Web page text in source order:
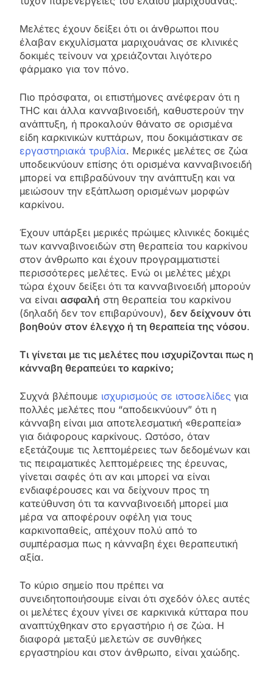
Μελέτες έχουν δείξει ότι οι άνθρωποι που
έλαβαν εκχυλίσματα μαριχουάνας σε κλινικές
δοκιμές τείνουν να χρειάζονται λιγότερο
φάρμακο για τον πόνο.
Πιο πρόσφατα, οι επιστήμονες ανέφεραν ότι η
THC και άλλα κανναβινοειδή, καθυστερούν την
ανάπτυξη, ή προκαλούν θάνατο σε ορισμένα
είδη καρκινικών κυττάρων, που δοκιμάστικαν σε
εργαστηριακά τρυβλία. Μερικές μελέτες σε ζώα
υποδεικνύουν επίσης ότι ορισμένα κανναβινοειδή
μπορεί να επιβραδύνουν την ανάπτυξη και να
μειώσουν την εξάπλωση ορισμένων μορφών
καρκίνου.
Έχουν υπάρξει μερικές πρώιμες κλινικές δοκιμές
των κανναβινοειδών στη θεραπεία του καρκίνου
στον άνθρωπο και έχουν προγραμματιστεί
περισσότερες μελέτες. Ενώ οι μελέτες μέχρι
τώρα έχουν δείξει ότι τα κανναβινοειδή μπορούν
να είναι ασφαλή στη θεραπεία του καρκίνου
(δηλαδή δεν τον επιβαρύνουν), δεν δείχνουν ότι
βοηθούν στον έλεγχο ή τη θεραπεία της νόσου.
Τι γίνεται με τις μελέτες που ισχυρίζονται πως η
κάνναβη θεραπεύει το καρκίνο;
Συχνά βλέπουμε ισχυρισμούς σε ιστοσελίδες για
πολλές μελέτες που “αποδεικνύουν” ότι η
κάνναβη είναι μια αποτελεσματική «θεραπεία»
για διάφορους καρκίνους. Ωστόσο, όταν
εξετάζουμε τις λεπτομέρειες των δεδομένων και
τις πειραματικές λεπτομέρειες της έρευνας,
γίνεται σαφές ότι αν και μπορεί να είναι
ενδιαφέρουσες και να δείχνουν προς τη
κατεύθυνση ότι τα κανναβινοειδή μπορεί μια
μέρα να αποφέρουν οφέλη για τους
καρκινοπαθείς, απέχουν πολύ από το
συμπέρασμα πως η κάνναβη έχει θεραπευτική
αξία.
Το κύριο σημείο που πρέπει να
συνειδητοποιήσουμε είναι ότι σχεδόν όλες αυτές
οι μελέτες έχουν γίνει σε καρκινικά κύτταρα που
αναπτύχθηκαν στο εργαστήριο ή σε ζώα. Η
διαφορά μεταξύ μελετών σε συνθήκες
εργαστηρίου και στον άνθρωπο, είναι χαώδης.